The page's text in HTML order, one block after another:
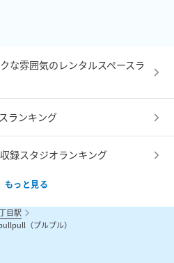
な雰囲気のレンタルスペースラ
ランキング
録スタジオランキング
もっと見る
目駅
（プルプル）